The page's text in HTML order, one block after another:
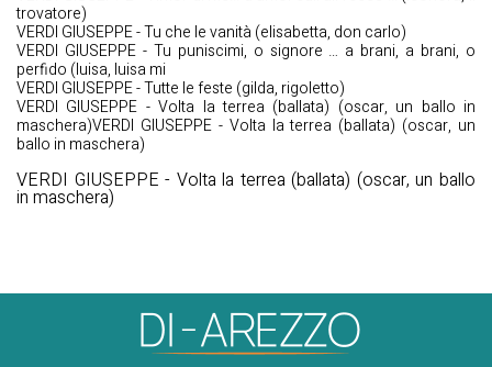
trovatore)
VERDI GIUSEPPE - Tu che le vanità (elisabetta, don carlo)
VERDI GIUSEPPE - Tu puniscimi, o signore … a brani, a brani, o
perfido (luisa, luisa mi
VERDI GIUSEPPE - Tutte le feste (gilda, rigoletto)
VERDI GIUSEPPE - Volta la terrea (ballata) (oscar, un ballo in
maschera)VERDI GIUSEPPE - Volta la terrea (ballata) (oscar, un
ballo in maschera)
VERDI GIUSEPPE - Volta la terrea (ballata) (oscar, un ballo
in maschera)